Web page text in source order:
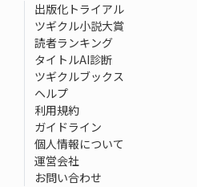
出版化トライアル
ツギクル小説大賞
読者ランキング
タイトルAI診断
ツギクルブックス
ヘルプ
利用規約
ガイドライン
個人情報について
運営会社
お問い合わせ